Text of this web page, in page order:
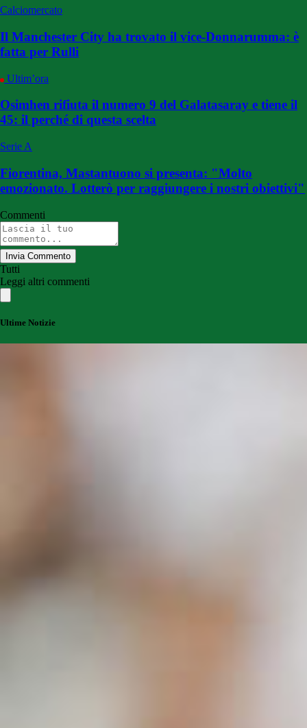
Calciomercato
Il Manchester City ha trovato il vice-Donnarumma: è
fatta per Rulli
Ultim’ora
Osimhen rifiuta il numero 9 del Galatasaray e tiene il
45: il perché di questa scelta
Serie A
Fiorentina, Mastantuono si presenta: "Molto
emozionato. Lotterò per raggiungere i nostri obiettivi"
Commenti
Invia Commento
Tutti
Leggi altri commenti
Ultime Notizie